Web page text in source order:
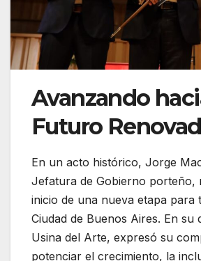
Avanzando
Futuro
En un acto histórico, Jorge
Jefatura de Gobierno porteño,
inicio de una nueva etapa para
Ciudad de Buenos Aires. En su
Usina del Arte, expresó su
potenciar el crecimiento, la